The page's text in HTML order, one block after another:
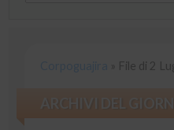
File di 2